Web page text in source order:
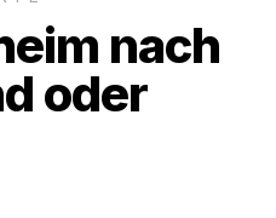
nach
oder